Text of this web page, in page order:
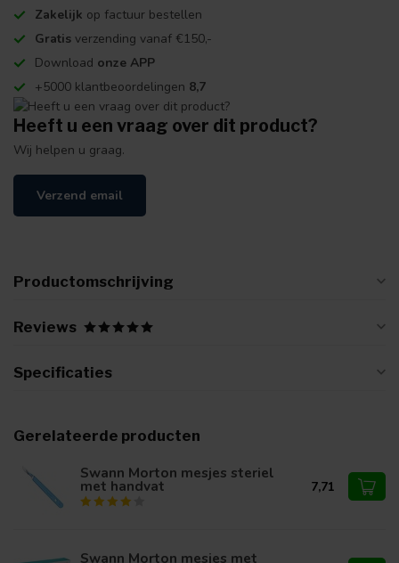
Zakelijk op factuur bestellen
Gratis verzending vanaf €150,-
Download onze APP
+5000 klantbeoordelingen 8,7
Heeft u een vraag over dit product?
Wij helpen u graag.
Verzend email
Productomschrijving
Reviews
Specificaties
Gerelateerde producten
Swann Morton mesjes steriel
met handvat 7,71
Swann Morton mesjes met